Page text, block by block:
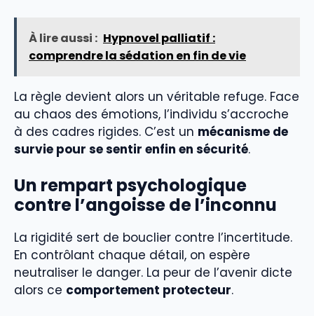
À lire aussi : Hypnovel palliatif :
comprendre la sédation en fin de vie
La règle devient alors un véritable refuge. Face
au chaos des émotions, l’individu s’accroche
à des cadres rigides. C’est un mécanisme de
survie pour se sentir enfin en sécurité.
Un rempart psychologique
contre l’angoisse de l’inconnu
La rigidité sert de bouclier contre l’incertitude.
En contrôlant chaque détail, on espère
neutraliser le danger. La peur de l’avenir dicte
alors ce comportement protecteur.